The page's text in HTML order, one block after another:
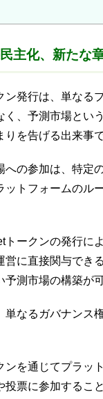
主化、新たな
ン発行は、単なる
く、予測市場とい
を告げる出来事で
への参加は、特定
ットフォームのル
トークンの発行に
営に直接関与でき
測市場の構築が
単なるガバナンス
ンを通じてプラッ
票に参加するこ